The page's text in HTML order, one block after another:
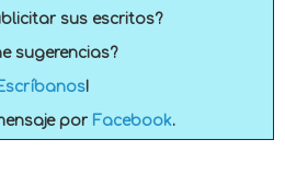
sus escritos?
sugerencias?
!
por Facebook.